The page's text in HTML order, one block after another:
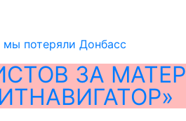
мы потеряли Донбасс
ЗА